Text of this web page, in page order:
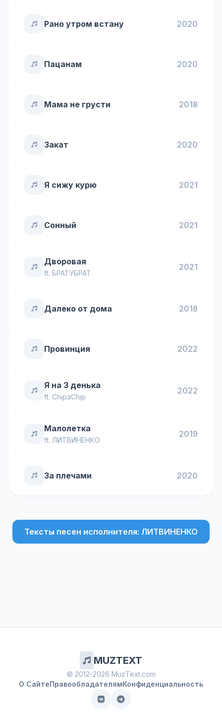
Рано утром встану 2020
Пацанам 2020
Мама не грусти 2018
Закат 2020
Я сижу курю 2021
Сонный 2021
Дворовая
ft. БРАТУБРАТ
2021
Далеко от дома 2018
Провинция 2022
Я на 3 денька
ft. ChipaChip
2022
Малолетка
ft. ЛИТВИНЕНКО
2019
За плечами 2020
Тексты песен исполнителя: ЛИТВИНЕНКО
MUZTEXT
© 2012-2026 MuzText.com
О СайтеПравообладателямКонфиденциальность